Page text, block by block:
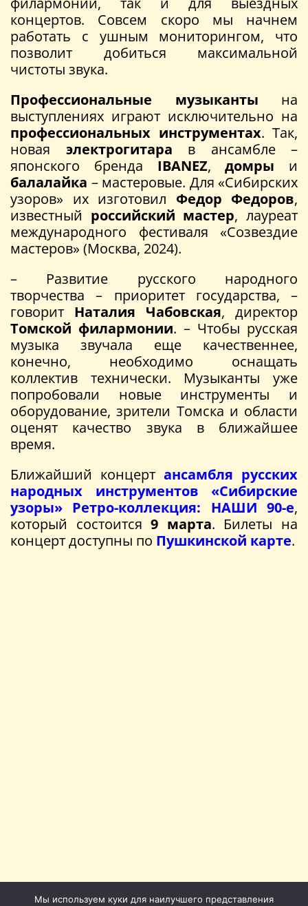
концертов. Совсем скоро мы начнем
работать с ушным мониторингом, что
позволит добиться максимальной
чистоты звука.
Профессиональные музыканты на
выступлениях играют исключительно на
профессиональных инструментах. Так,
новая электрогитара в ансамбле –
японского бренда IBANEZ,домры и
балалайка – мастеровые. Для «Сибирских
узоров» их изготовил Федор Федоров,
известный российский мастер, лауреат
международного фестиваля «Созвездие
мастеров» (Москва, 2024).
– Развитие русского народного
творчества – приоритет государства, –
говорит Наталия Чабовская, директор
Томской филармонии. – Чтобы русская
музыка звучала еще качественнее,
конечно, необходимо оснащать
коллектив технически. Музыканты уже
попробовали новые инструменты и
оборудование, зрители Томска и области
оценят качество звука в ближайшее
время.
Ближайший концерт ансамбля русских
народных инструментов «Сибирские
узоры» Ретро-коллекция: НАШИ 90-е,
который состоится9 марта. Билеты на
концерт доступны по Пушкинской карте.
Мы используем куки для наилучшего представления